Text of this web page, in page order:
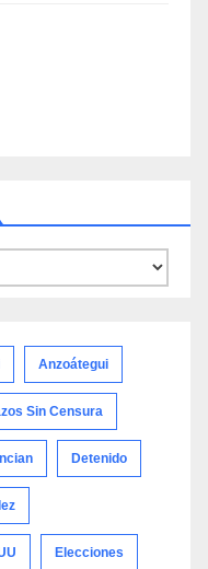
Anzoátegui
Sin Censura
Detenido
Elecciones